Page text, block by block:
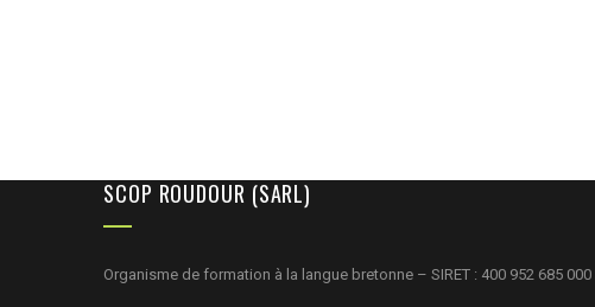
SCOP ROUDOUR (SARL)
Organisme de formation à la langue bretonne – SIRET : 400 952 685 000